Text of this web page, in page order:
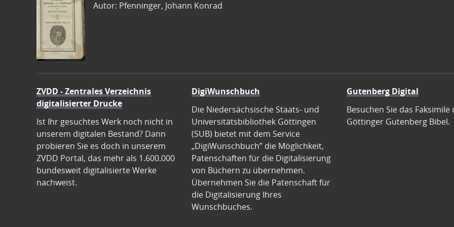
Autor: Pfenninger, Johann Konrad
ZVDD - Zentrales Verzeichnis
digitalisierter Drucke
Ist Ihr gesuchtes Werk noch nicht in
unserem digitalen Bestand? Dann
probieren Sie es doch in unserem
ZVDD Portal, das mehr als 1.600.000
bundesweit digitalisierte Werke
nachweist.
DigiWunschbuch
Die Niedersächsische Staats- und
Universitätsbibliothek Göttingen
(SUB) bietet mit dem Service
„DigiWunschbuch” die Möglichkeit,
Patenschaften für die Digitalisierung
von Büchern zu übernehmen.
Übernehmen Sie die Patenschaft für
die Digitalisierung Ihres
Wunschbuches.
Gutenberg Digital
Besuchen Sie das Faksimile
Göttinger Gutenberg Bibel.